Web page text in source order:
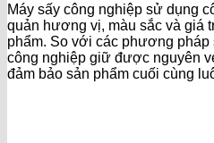
Máy sấy công nghiệp sử dụng
quản hương vị, màu sắc và giá
phẩm. So với các phương pháp
công nghiệp giữ được nguyên
đảm bảo sản phẩm cuối cùng